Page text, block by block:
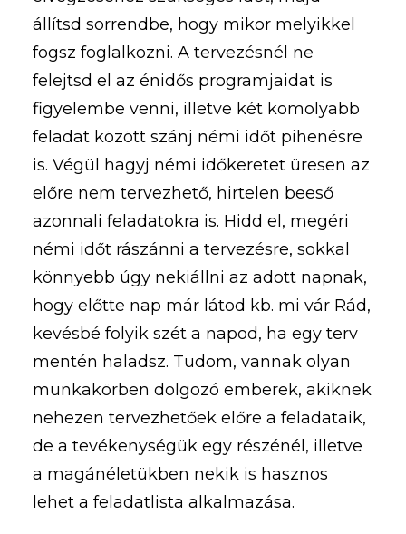
állítsd sorrendbe, hogy mikor melyikkel
fogsz foglalkozni. A tervezésnél ne
felejtsd el az énidős programjaidat is
figyelembe venni, illetve két komolyabb
feladat között szánj némi időt pihenésre
is. Végül hagyj némi időkeretet üresen az
előre nem tervezhető, hirtelen beeső
azonnali feladatokra is. Hidd el, megéri
némi időt rászánni a tervezésre, sokkal
könnyebb úgy nekiállni az adott napnak,
hogy előtte nap már látod kb. mi vár Rád,
kevésbé folyik szét a napod, ha egy terv
mentén haladsz. Tudom, vannak olyan
munkakörben dolgozó emberek, akiknek
nehezen tervezhetőek előre a feladataik,
de a tevékenységük egy részénél, illetve
a magánéletükben nekik is hasznos
lehet a feladatlista alkalmazása.